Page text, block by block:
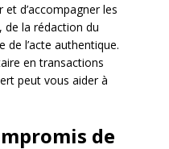
d’accompagner les
la rédaction du
l’acte authentique.
en transactions
peut vous aider à
de